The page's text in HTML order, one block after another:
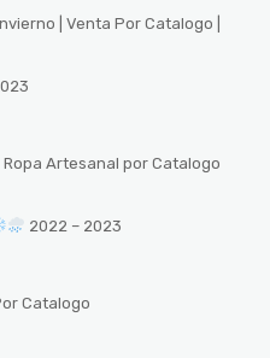
| Venta Por Catalogo |
Artesanal por Catalogo
2022 – 2023
Catalogo